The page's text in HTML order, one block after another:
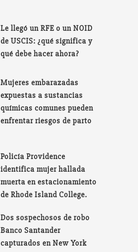
Le llegó un RFE o un NOID
de USCIS: ¿qué significa y
qué debe hacer ahora?
Mujeres embarazadas
expuestas a sustancias
químicas comunes pueden
enfrentar riesgos de parto
Policía Providence
identifica mujer hallada
muerta en estacionamiento
de Rhode Island College.
Dos sospechosos de robo
Banco Santander
capturados en New York